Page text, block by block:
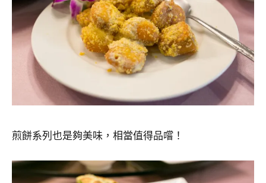
煎餅系列也是夠美味，相當值得品嚐！